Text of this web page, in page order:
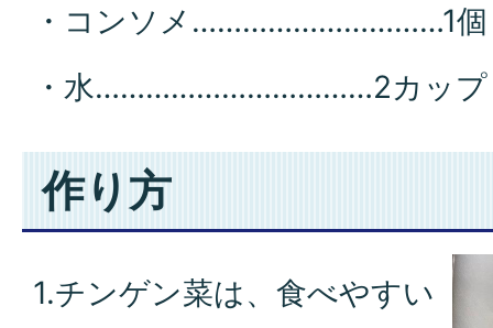
・コンソメ…………………………1個
・水……………………………2カップ
作り方
1.チンゲン菜は、食べやすい